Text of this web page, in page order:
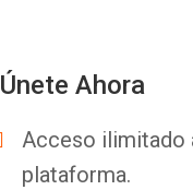
Únete Ahora
Acceso ilimitado
plataforma.